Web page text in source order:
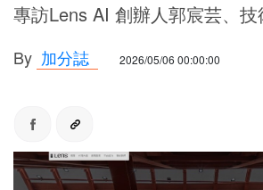
專訪Lens AI 創辦人郭宸芸、
By 加分誌 2026/05/06 00:00:00